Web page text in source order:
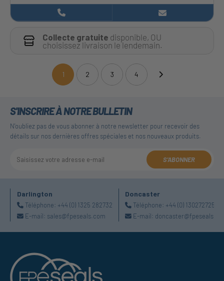
Collecte gratuite disponible, OU
choisissez livraison le lendemain.
1(current)2 3 4
S'INSCRIRE À NOTRE BULLETIN
N'oubliez pas de vous abonner à notre newsletter pour recevoir des
détails sur nos dernières offres spéciales et nos nouveaux produits.
S'ABONNER
Darlington
Téléphone: +44 (0) 1325 282732
E-mail: sales@fpeseals.com
Doncaster
Téléphone: +44 (0) 1302727252
E-mail: